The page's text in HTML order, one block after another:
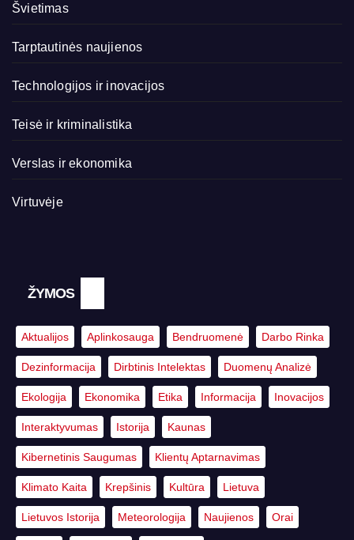
Švietimas
Tarptautinės naujienos
Technologijos ir inovacijos
Teisė ir kriminalistika
Verslas ir ekonomika
Virtuvėje
ŽYMOS
Aktualijos Aplinkosauga Bendruomenė Darbo Rinka
Dezinformacija Dirbtinis Intelektas Duomenų Analizė
Ekologija Ekonomika Etika Informacija Inovacijos
Interaktyvumas Istorija Kaunas
Kibernetinis Saugumas Klientų Aptarnavimas
Klimato Kaita Krepšinis Kultūra Lietuva
Lietuvos Istorija Meteorologija Naujienos Orai